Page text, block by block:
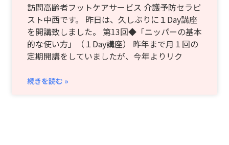
訪問高齢者フットケアサービス 介護予防セラピ
スト中西です。 昨日は、久しぶりに１Day講座
を開講致しました。 第13回◆「ニッパーの基本
的な使い方」（１Day講座） 昨年まで月１回の
定期開講をしていましたが、今年よりリク
続きを読む »